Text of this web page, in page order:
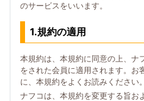
のサービスをいいます。
1.規約の適用
本規約は、本規約に同意の上、ナ
をされた会員に適用されます。お
に、本規約をよくお読みください。
ナフコは、本規約を変更する旨お